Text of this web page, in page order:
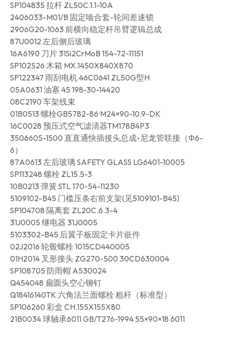
SP104835 拉杆 ZL50C.1.1-10A
2406033-M01/B 固定啮合套-轮间差速锁
2906G20-1063 前横向稳定杆吊臂逻辑总成
87U0012 左后侧后玻璃
16A6190 刀片 31Si2CrMoB 154-72-11151
SP102526 木箱 MX.1450X840X870
SP122347 雨刮电机 46C0641 ZL50G型H
05A0631 油塞 45 198-30-14420
08C2190 车架线束
01B0513 螺栓GB5782-86 M24×90-10.9-DK
16C0028 预压式空气滤清器TM178B4P3
3506605-1500 直直通快插接头总成-尼龙管联接（Φ6-
6）
87A0613 左后玻璃 SAFETY GLASS LG6401-10005
SP113248 螺栓 ZL15.5-3
10B0213 弹簧 STL 170-54-11230
5109102-B45 门槛压条右前支架(见5109101-B45)
SP104708 隔离套 ZL20C.6.3-4
31J0005 继电器 31J0005
5103302-B45 后翼子板固定卡片嵌件
02J2016 轮毂螺栓 1015CD440005
01H2014 叉形接头 ZG270-500 30CD630004
SP108705 防雨帽 A530024
Q454048 扁圆头空心铆钉
Q18416140TK 六角法兰面螺栓 粗杆（标准型）
SP106260 彩盒 CH.155X155X80
21B0034 球轴承6011 GB/T276-1994 55×90×18 6011